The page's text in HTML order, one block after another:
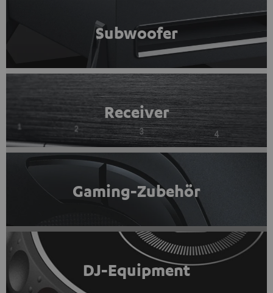
Subwoofer
Receiver
Gaming-Zubehör
DJ-Equipment